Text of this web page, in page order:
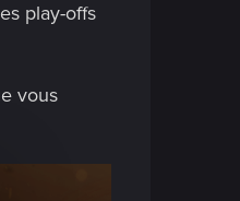
play-offs
vous